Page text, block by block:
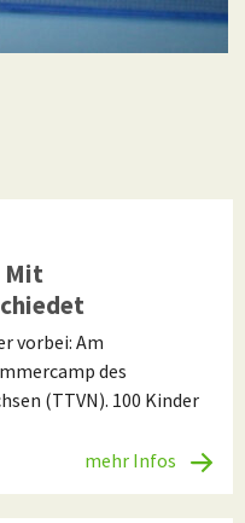
Mit
vorbei: Am
des
(TTVN). 100 Kinder
mehr Infos